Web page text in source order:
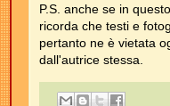
P.S. anche se in
ricorda che testi e
pertanto ne è vietata
dall'autrice stessa.